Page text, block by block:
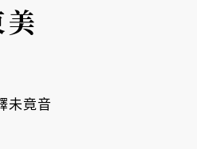
未竟音